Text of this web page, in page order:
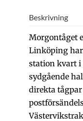
Beskrivning
Morgontåget
Linköping
station kvart i
sydgående
direkta